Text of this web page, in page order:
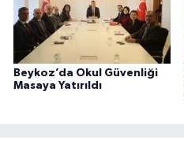
Beykoz’da Okul Güvenliği
Masaya Yatırıldı